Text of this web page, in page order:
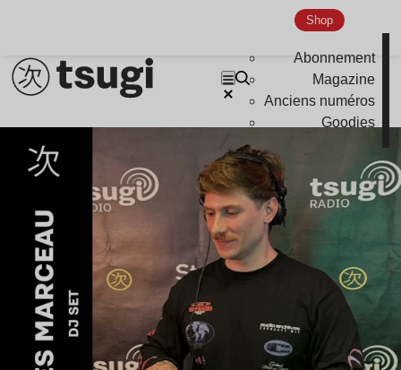
Shop
Abonnement
Magazine
Anciens numéros
Goodies